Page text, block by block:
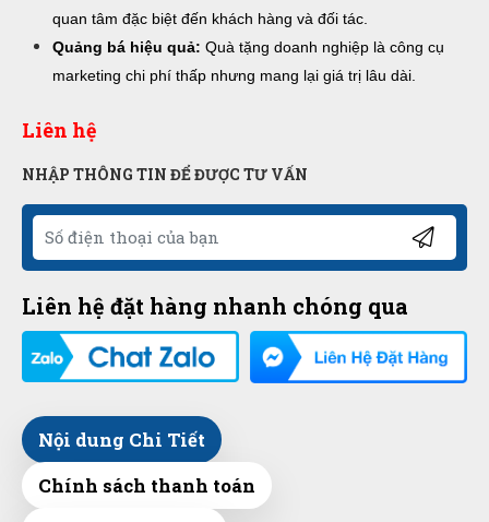
quan tâm đặc biệt đến khách hàng và đối tác.
Quảng bá hiệu quả: Quà tặng doanh nghiệp là công cụ
marketing chi phí thấp nhưng mang lại giá trị lâu dài.
Liên hệ
NHẬP THÔNG TIN ĐỂ ĐƯỢC TƯ VẤN
Liên hệ đặt hàng nhanh chóng qua
Nội dung Chi Tiết
Chính sách thanh toán